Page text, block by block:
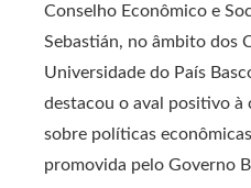
Conselho Econômico e
Sebastián, no âmbito dos
Universidade do País
destacou o aval positivo à
sobre políticas
promovida pelo Governo